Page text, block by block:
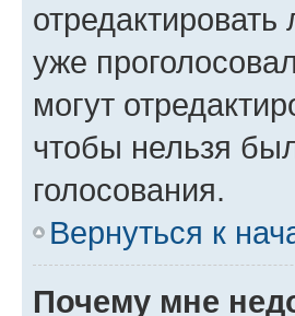
уже
могут
чтобы нельзя
голосования.
Вернуться к
Почему мне